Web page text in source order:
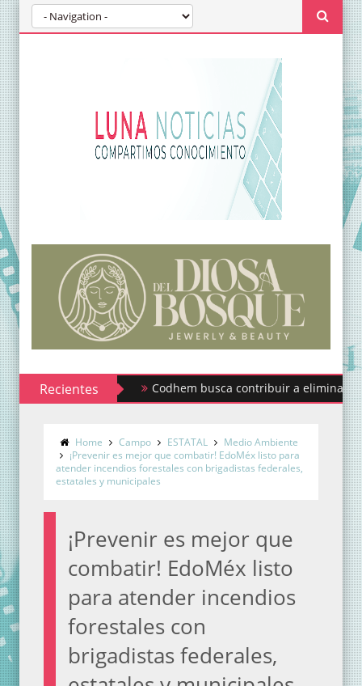
RecientesCodhem busca contribuir a eliminar los
Sindicato de Maestros al Servicio del Estado
Home Campo ESTATAL
Medio Ambiente
¡Prevenir es mejor que combatir! EdoMéx listo para
atender incendios forestales con brigadistas federales,
estatales y municipales
¡Prevenir es mejor que
combatir! EdoMéx listo
para atender incendios
forestales con
brigadistas federales,